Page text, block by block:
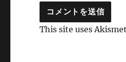
This site uses